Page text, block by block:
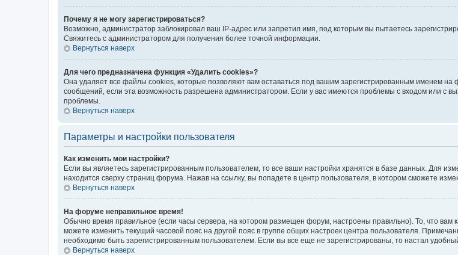
Почему я не могу зарегистрироваться?
Возможно, администратор заблокировал ваш IP-адрес или запретил имя, под которым вы пытаетесь
Свяжитесь с администратором для получения более точной информации.
Вернуться наверх
Для чего предназначена функция «Удалить cookies»?
Она удаляет все файлы cookies, которые позволяют вам оставаться под вашим зарегистрированным именем на
сообщений, если эта возможность разрешена администратором. Если у вас имеются проблемы с входом или с
проблемы.
Вернуться наверх
Параметры и настройки пользователя
Как изменить мои настройки?
Если вы являетесь зарегистрированным пользователем, то все ваши настройки хранятся в базе данных. Для
находится сверху страниц форума. Нажав на ссылку, вы попадете в центр пользователя, в котором сможете
Вернуться наверх
На форуме неправильное время!
Обычно время правильное (если часы сервера, на котором размещен форум, настроены правильно). То, что
можете изменить текущий часовой пояс на другой пояс в группе общих настроек центра пользователя.
необходимо быть зарегистрированным пользователем. Если вы все еще не зарегистрированы, то настал
Вернуться наверх